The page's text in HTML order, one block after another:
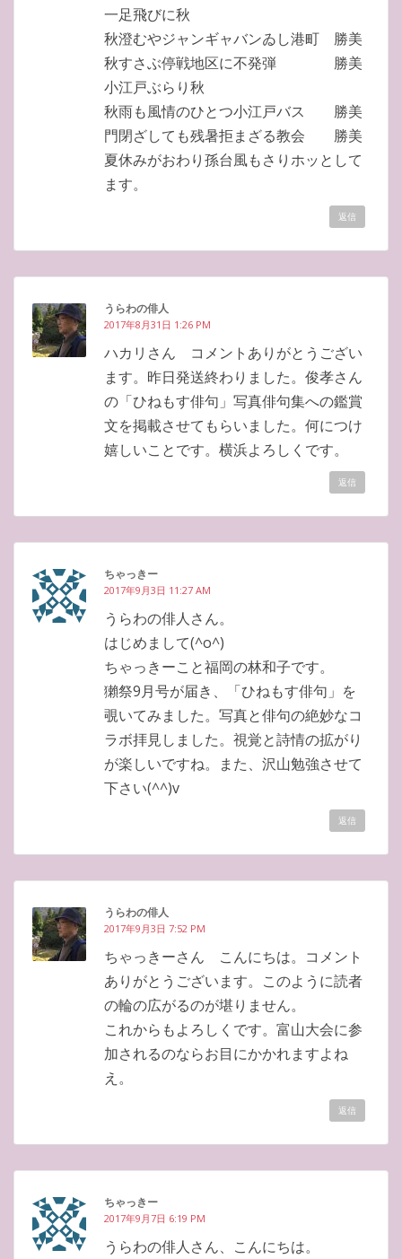
一足飛びに秋
秋澄むやジャンギャバンゐし港町 勝美
秋すさぶ停戦地区に不発弾 勝美
小江戸ぶらり秋
秋雨も風情のひとつ小江戸バス 勝美
門閉ざしても残暑拒まざる教会 勝美
夏休みがおわり孫台風もさりホッとして
ます。
返信
うらわの俳人
2017年8月31日 1:26 PM
ハカリさん コメントありがとうござい
ます。昨日発送終わりました。俊孝さん
の「ひねもす俳句」写真俳句集への鑑賞
文を掲載させてもらいました。何につけ
嬉しいことです。横浜よろしくです。
返信
ちゃっきー
2017年9月3日 11:27 AM
うらわの俳人さん。
はじめまして(^o^)
ちゃっきーこと福岡の林和子です。
獺祭9月号が届き、「ひねもす俳句」を
覗いてみました。写真と俳句の絶妙なコ
ラボ拝見しました。視覚と詩情の拡がり
が楽しいですね。また、沢山勉強させて
下さい(^^)v
返信
うらわの俳人
2017年9月3日 7:52 PM
ちゃっきーさん こんにちは。コメント
ありがとうございます。このように読者
の輪の広がるのが堪りません。
これからもよろしくです。富山大会に参
加されるのならお目にかかれますよね
え。
返信
ちゃっきー
2017年9月7日 6:19 PM
うらわの俳人さん、こんにちは。